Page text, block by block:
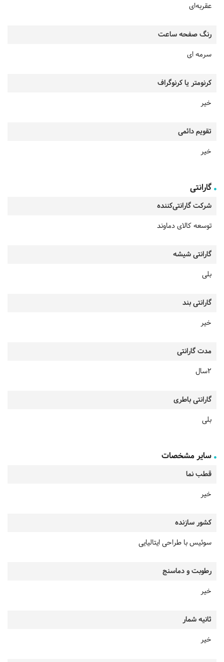
عقربه‌ای
رنگ صفحه ساعت
سرمه ای
کرنومتر یا کرنوگراف
خیر
تقویم دائمی
خیر
گارانتی
شرکت گارانتی‌کننده
توسعه کالای دماوند
گارانتی شیشه
بلی
گارانتی بند
خیر
مدت گارانتی
2سال
گارانتی باطری
بلی
سایر مشخصات
قطب نما
خیر
کشور سازنده
سوئیس با طراحی ایتالیایی
رطوبت و دماسنج
خیر
ثانیه شمار
خیر